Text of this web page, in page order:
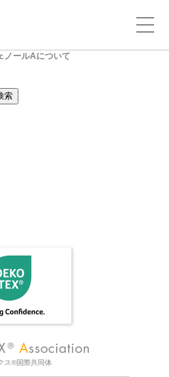
ノールAについて
索
ス®国際共同体